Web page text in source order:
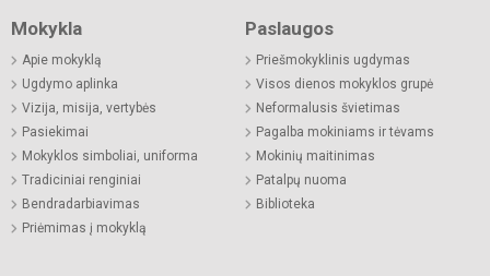
Mokykla
Apie mokyklą
Ugdymo aplinka
Vizija, misija, vertybės
Pasiekimai
Mokyklos simboliai, uniforma
Tradiciniai renginiai
Bendradarbiavimas
Priėmimas į mokyklą
Paslaugos
Priešmokyklinis ugdymas
Visos dienos mokyklos grupė
Neformalusis švietimas
Pagalba mokiniams ir tėvams
Mokinių maitinimas
Patalpų nuoma
Biblioteka